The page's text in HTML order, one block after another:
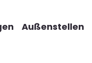
Außenstellen